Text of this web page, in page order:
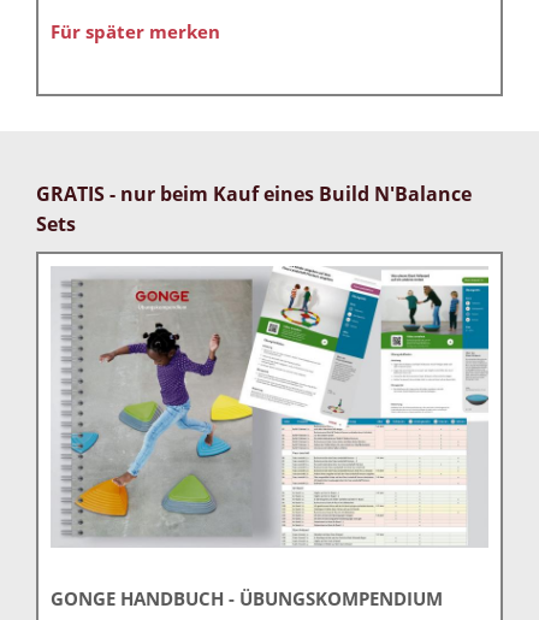
Für später merken
GRATIS - nur beim Kauf eines Build N'Balance
Sets
GONGE HANDBUCH - ÜBUNGSKOMPENDIUM